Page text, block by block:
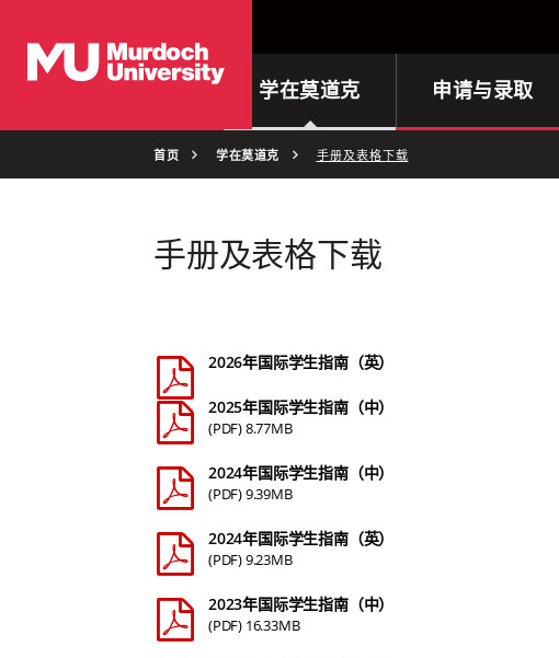
首页 学在莫道克 申请与录取
首页 学在莫道克 手册及表格下载
手册及表格下载
2026年国际学生指南（英）
2025年国际学生指南（中）
(PDF) 8.77MB
2024年国际学生指南（中）
(PDF) 9.39MB
2024年国际学生指南（英）
(PDF) 9.23MB
2023年国际学生指南（中）
(PDF) 16.33MB